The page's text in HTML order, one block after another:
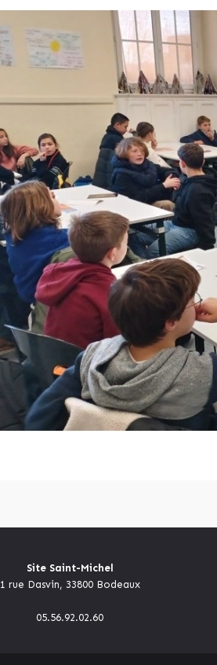
Site Saint-Michel
1 rue Dasvin, 33800 Bodeaux
05.56.92.02.60